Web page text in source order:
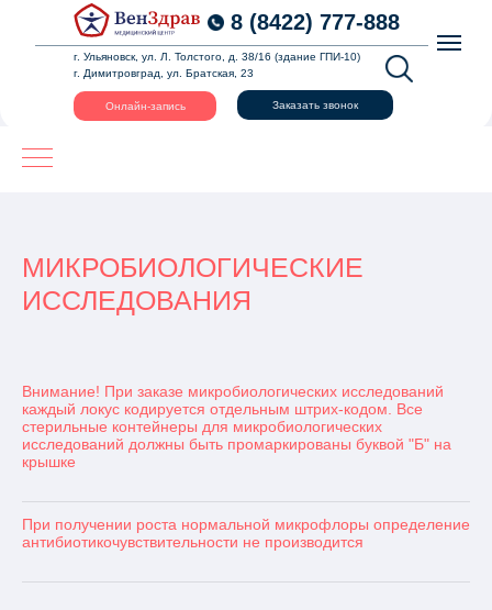
Онлайн-запись
г. Ульяновск, ул. Л. Толстого, д. 38/16 (здание ГПИ-10)
Заказать звонок
8 (8422) 777-888
г. Димитровград, ул. Братская, 23
МИКРОБИОЛОГИЧЕСКИЕ
ИССЛЕДОВАНИЯ
Внимание! При заказе микробиологических исследований
каждый локус кодируется отдельным штрих-кодом. Все
стерильные контейнеры для микробиологических
исследований должны быть промаркированы буквой "Б" на
крышке
При получении роста нормальной микрофлоры определение
антибиотикочувствительности не производится